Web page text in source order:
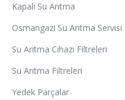
Kapalı Su Arıtma
Osmangazi Su Arıtma Servisi
Su Arıtma Cihazı Filtreleri
Su Arıtma Filtreleri
Yedek Parçalar